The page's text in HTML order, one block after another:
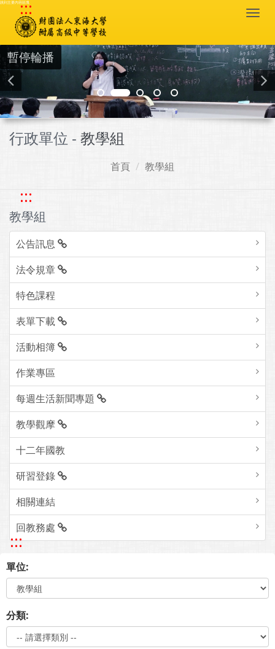
跳到主要內容區塊
:::
暫停輪播
行政單位 - 教學組
首頁 教學組
:::
教學組
公告訊息
法令規章
特色課程
表單下載
活動相簿
作業專區
每週生活新聞專題
教學觀摩
十二年國教
研習登錄
相關連結
回教務處
:::
單位:
分類: